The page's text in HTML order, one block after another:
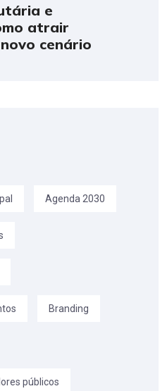
e
atrair
cenário
Agenda 2030
Branding
públicos